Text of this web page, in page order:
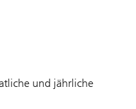
und jährliche